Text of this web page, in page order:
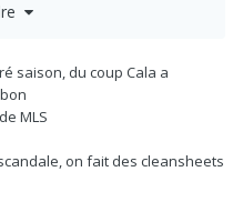
en milieu de semaine c'est
saison, du coup Cala a
MLS
on fait des cleansheets